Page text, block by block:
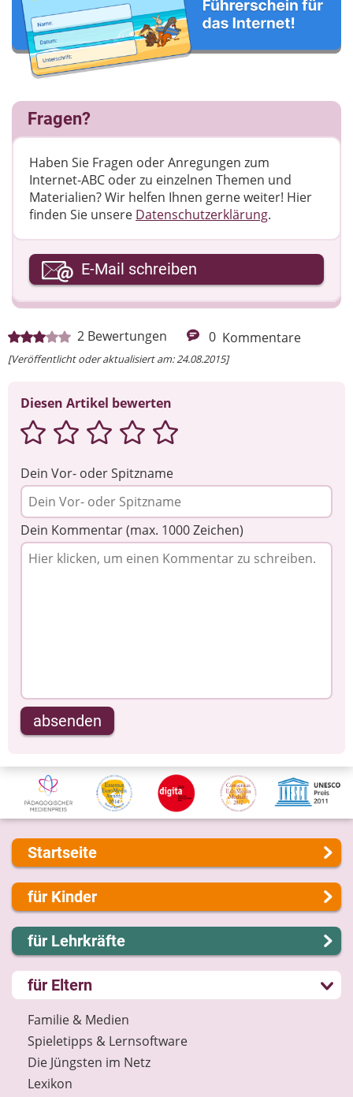
2 Bewertungen 0 Kommentare
[Veröffentlicht oder aktualisiert am: 24.08.2015]
Diesen Artikel bewerten
Dein Vor- oder Spitzname
Dein Kommentar (max. 1000 Zeichen)
absenden
Fragen?
Haben Sie Fragen oder Anregungen zum
Internet-ABC oder zu einzelnen Themen und
Materialien? Wir helfen Ihnen gerne weiter! ​Hier
finden Sie unsere Datenschutzerklärung.
Ihre E-Mail-Adresse
Ihre Nachricht
E-Mail schreiben
Startseite
Über uns
Presse
Kontakt
Impressum
Internet-ABC Sitemap
Barrierefreiheit
Länderprojekte
für Kinder
Lernen und Schule
Hobby und Freizeit
Spiel und Spaß
Mitreden und Mitmachen
Lexikon
Datenschutz
Newsletter
für Lehrkräfte
Lernmodule
Unterrichts­materialien
Internet-ABC-Schule
Praxishilfen
Aktuelles
Materialbestellung
für Eltern
Familie & Medien
Spieletipps & Lernsoftware
Die Jüngsten im Netz
Lexikon